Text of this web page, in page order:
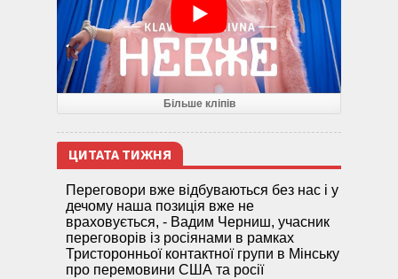
Більше кліпів
ЦИТАТА ТИЖНЯ
Переговори вже відбуваються без нас і у
дечому наша позиція вже не
враховується, - Вадим Черниш, учасник
переговорів із росіянами в рамках
Тристоронньої контактної групи в Мінську
про перемовини США та росії